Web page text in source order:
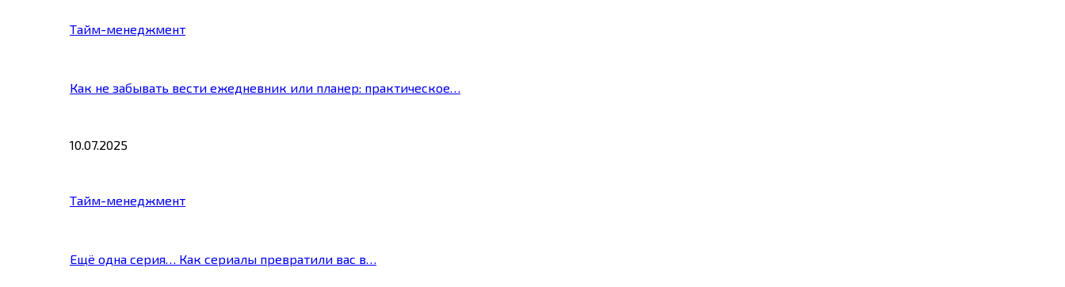
Тайм-менеджмент
Как не забывать вести ежедневник или планер: практическое…
10.07.2025
Тайм-менеджмент
Ещё одна серия… Как сериалы превратили вас в…